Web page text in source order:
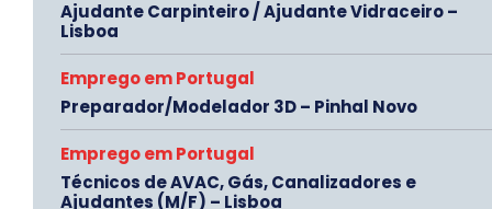
Ajudante Carpinteiro / Ajudante Vidraceiro –
Lisboa
Emprego em Portugal
Preparador/Modelador 3D – Pinhal Novo
Emprego em Portugal
Técnicos de AVAC, Gás, Canalizadores e
Ajudantes (M/F) – Lisboa